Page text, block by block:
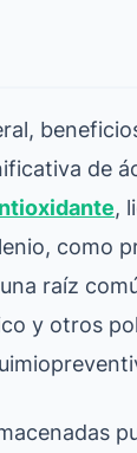
de
,
como
raíz
y otros